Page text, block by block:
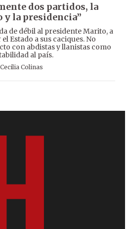
dos partidos, la
y la presidencia”
de débil al presidente Marito, a
Estado a sus caciques. No
con abdistas y llanistas como
al país.
Cecilia Colinas